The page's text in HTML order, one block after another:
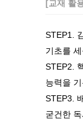
[교재 활
STEP1.
기초를
STEP2.
능력을
STEP3.
굳건한